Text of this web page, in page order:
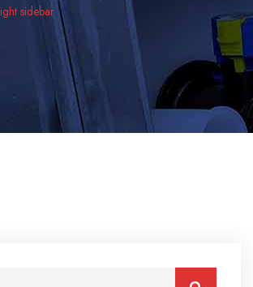
sidebar